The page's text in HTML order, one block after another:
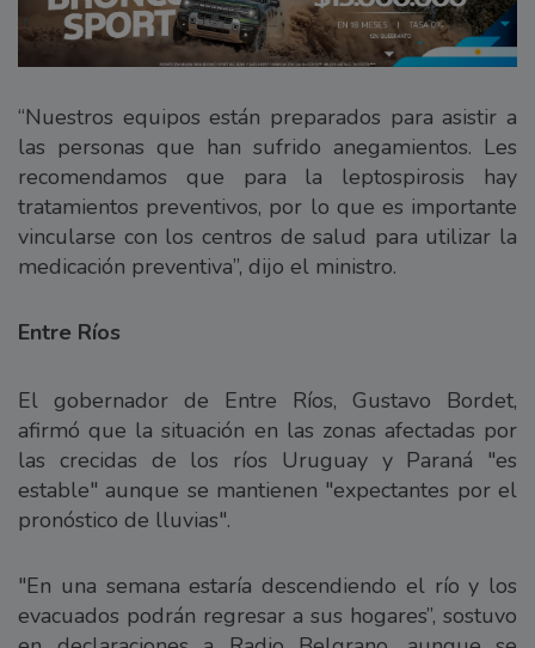
“Nuestros equipos están preparados para asistir a
las personas que han sufrido anegamientos. Les
recomendamos que para la leptospirosis hay
tratamientos preventivos, por lo que es importante
vincularse con los centros de salud para utilizar la
medicación preventiva”, dijo el ministro.
Entre Ríos
El gobernador de Entre Ríos, Gustavo Bordet,
afirmó que la situación en las zonas afectadas por
las crecidas de los ríos Uruguay y Paraná "es
estable" aunque se mantienen "expectantes por el
pronóstico de lluvias".
"En una semana estaría descendiendo el río y los
evacuados podrán regresar a sus hogares”, sostuvo